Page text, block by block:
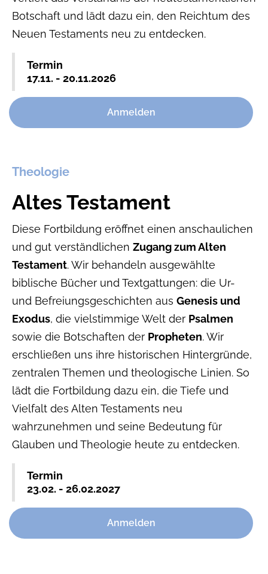
Botschaft und lädt dazu ein, den Reichtum des
Neuen Testaments neu zu entdecken.
Termin
17.11. - 20.11.2026
Anmelden
Theologie
Altes Testament
Diese Fortbildung eröffnet einen anschaulichen
und gut verständlichen Zugang zum Alten
Testament. Wir behandeln ausgewählte
biblische Bücher und Textgattungen: die Ur-
und Befreiungsgeschichten aus Genesis und
Exodus, die vielstimmige Welt der Psalmen
sowie die Botschaften der Propheten. Wir
erschließen uns ihre historischen Hintergründe,
zentralen Themen und theologische Linien. So
lädt die Fortbildung dazu ein, die Tiefe und
Vielfalt des Alten Testaments neu
wahrzunehmen und seine Bedeutung für
Glauben und Theologie heute zu entdecken.
Termin
23.02. - 26.02.2027
Anmelden